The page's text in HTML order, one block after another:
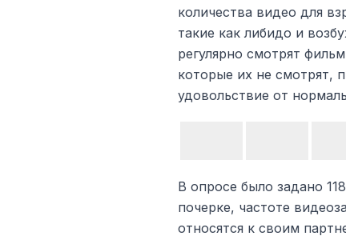
количества видео для
такие как либидо и
регулярно смотрят
которые их не смотрят,
удовольствие от
В опросе было задано
почерке, частоте
относятся к своим